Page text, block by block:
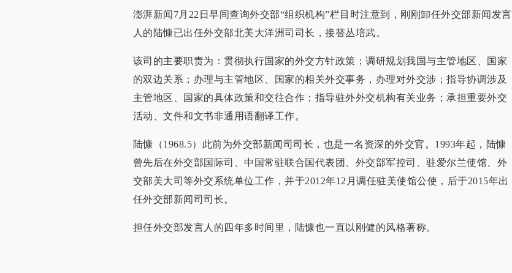
澎湃新闻7月22日早间查询外交部“组织机构”栏目时注意到，刚刚卸任外交部新闻发言
人的陆慷已出任外交部北美大洋洲司司长，接替丛培武。
该司的主要职责为：贯彻执行国家的外交方针政策；调研规划我国与主管地区、国家
的双边关系；办理与主管地区、国家的相关外交事务，办理对外交涉；指导协调涉及
主管地区、国家的具体政策和交往合作；指导驻外外交机构有关业务；承担重要外交
活动、文件和文书非通用语翻译工作。
陆慷（1968.5）此前为外交部新闻司司长，也是一名资深的外交官。1993年起，陆慷
曾先后在外交部国际司、中国常驻联合国代表团、外交部军控司、驻爱尔兰使馆、外
交部美大司等外交系统单位工作，并于2012年12月调任驻美使馆公使，后于2015年出
任外交部新闻司司长。
担任外交部发言人的四年多时间里，陆慷也一直以刚健的风格著称。